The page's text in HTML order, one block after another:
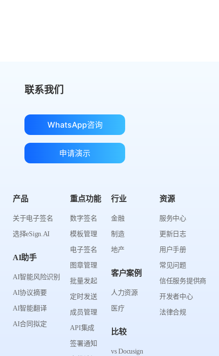
联系我们
WhatsApp咨询
申请演示
产品
关于电子签名
选择eSign.AI
AI助手
AI智能风险识别
AI协议摘要
AI智能翻译
AI合同拟定
重点功能
数字签名
模板管理
电子签名
图章管理
批量发起
定时发送
成员管理
API集成
签署通知
行业
金融
制造
地产
客户案例
人力资源
医疗
比较
vs Docusign
资源
服务中心
更新日志
用户手册
常见问题
信任服务提供商
开发者中心
法律合规